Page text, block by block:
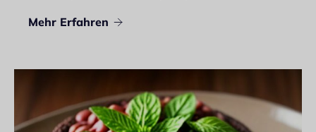
Mehr Erfahren